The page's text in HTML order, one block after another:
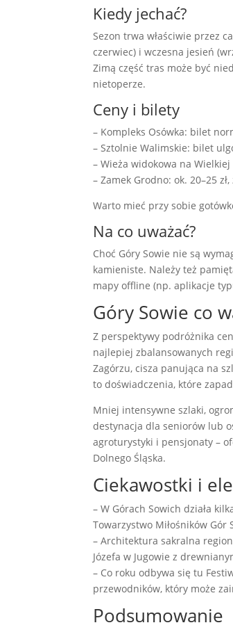
Kiedy jechać?
Sezon trwa właściwie przez
czerwiec) i wczesna jesień
Zimą część tras może być
nietoperze.
Ceny i bilety
– Kompleks Osówka: bilet
– Sztolnie Walimskie: bilet
– Wieża widokowa na Wielkiej
– Zamek Grodno: ok. 20–25
Warto mieć przy sobie
Na co uważać?
Choć Góry Sowie nie są
kamieniste. Należy też
mapy offline (np. aplikacje
Góry Sowie co
Z perspektywy podróżnika
najlepiej zbalansowanych
Zagórzu, cisza panująca na
to doświadczenia, które
Mniej intensywne szlaki,
destynacja dla seniorów lub
agroturystyki i pensjonaty –
Dolnego Śląska.
Ciekawostki i
– W Górach Sowich działa
Towarzystwo Miłośników
– Architektura sakralna
Józefa w Jugowie z
– Co roku odbywa się tu
przewodników, który może
Podsumowanie